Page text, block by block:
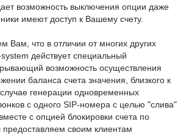
возможность выключения опции даже
имеют доступ к Вашему счету.
Вам, что в отличии от многих других
действует специальный
возможность осуществления
баланса счета значения, близкого к
генерации одновременных
с одного SIP-номера с целью "слива"
с опцией блокировки счета по
своим клиентам